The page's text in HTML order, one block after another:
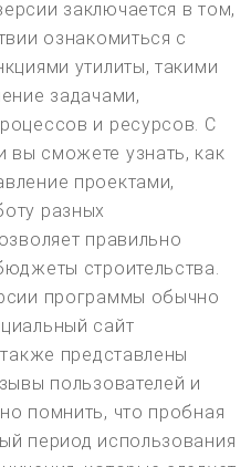
заключается в том,
ознакомиться с
утилиты, такими
задачами,
и ресурсов. С
сможете узнать, как
проектами,
разных
правильно
строительства.
программы обычно
сайт
представлены
пользователей и
помнить, что пробная
период использования